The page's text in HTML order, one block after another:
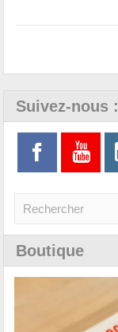
Suivez-nous :
Boutique